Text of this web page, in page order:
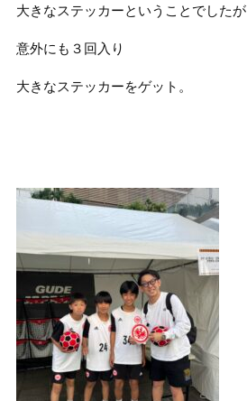
大きなステッカーということでしたが
意外にも３回入り
大きなステッカーをゲット。